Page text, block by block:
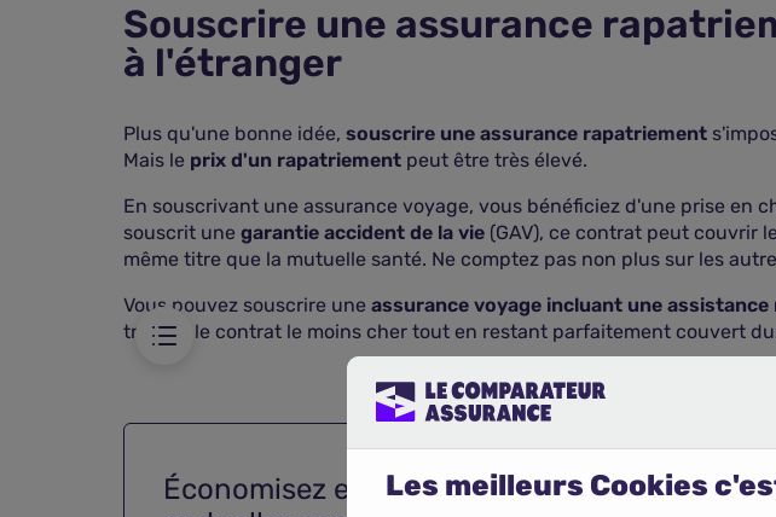
d'accident à
idée lors
Souscrire une assurance
à l'étranger
Plus qu'une bonne idée, souscrire une assurance rapatriement
Mais le prix d'un rapatriement peut être très élevé.
En souscrivant une assurance voyage, vous bénéficiez d'une prise en
souscrit une garantie accident de la vie (GAV), ce contrat peut couvrir
même titre que la mutuelle santé. Ne comptez pas non plus sur les
Vous pouvez souscrire une assurance voyage incluant une
trouver le contrat le moins cher tout en restant parfaitement couvert
Économisez en comparantplus de 3200
Les meilleurs Cookies